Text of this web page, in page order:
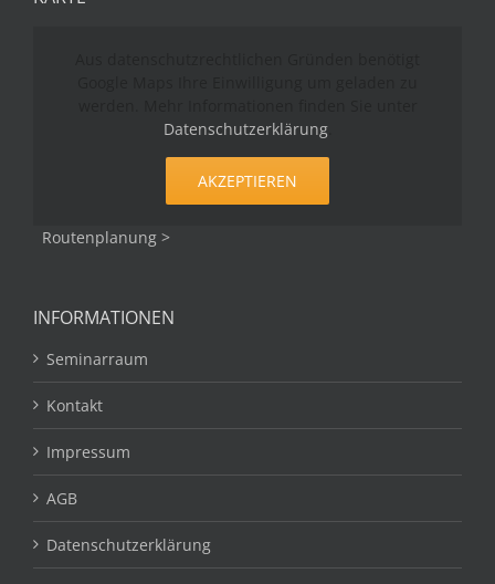
Datenschutzerklärung.
AKZEPTIEREN
Routenplanung >
INFORMATIONEN
Seminarraum
Kontakt
Impressum
AGB
Datenschutzerklärung